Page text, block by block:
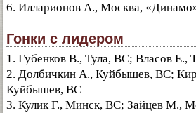
6. Илларионов А., Москва,
Гонки с лидером
1. Губенков В., Тула, ВС; Власов Е.,
2. Долбичкин А., Куйбышев, ВС;
Куйбышев, ВС
3. Кулик Г., Минск, ВС; Зайцев М.,